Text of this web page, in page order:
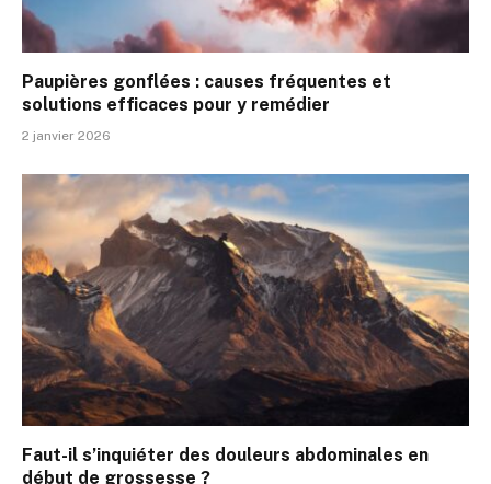
Paupières gonflées : causes fréquentes et
solutions efficaces pour y remédier
2 janvier 2026
Faut-il s’inquiéter des douleurs abdominales en
début de grossesse ?